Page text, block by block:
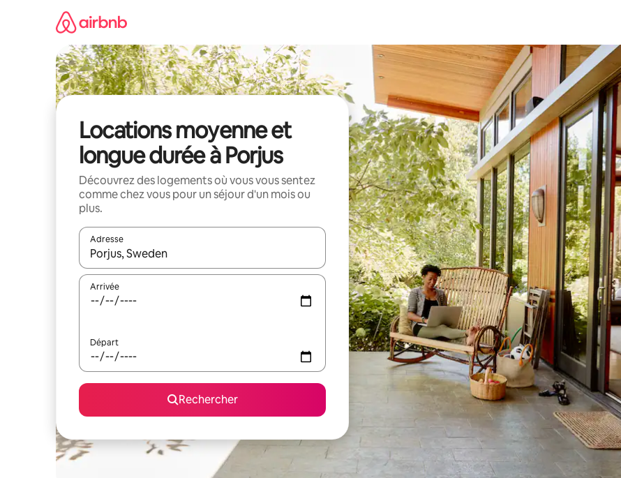
Locations moyenne et
longue durée à Porjus
Découvrez des logements où vous vous sentez
comme chez vous pour un séjour d'un mois ou
plus.
Adresse
Lorsque les résultats s'affichent, utilisez les flèches vers le haut et vers le bas pour les parcourir ou en appuyant et en
Arrivée
Départ
Rechercher